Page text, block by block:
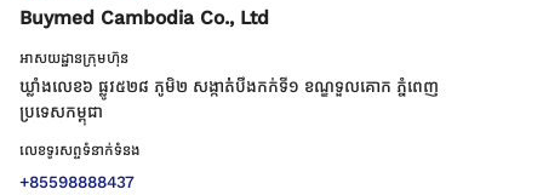
Buymed Cambodia Co., Ltd
អាសយដ្ឋានក្រុមហ៊ុន
ឃ្លាំងលេខ៦ ផ្លូវ៥២៨ ភូមិ២ សង្កាត់់បឹងកក់ទី១ ខណ្ឌទួលគោក ភ្នំពេញ
ប្រទេសកម្ពុជា
លេខទូរសព្ទទំនាក់ទំនង
+85598888437